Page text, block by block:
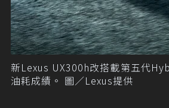
新Lexus UX300h改搭載第五代
油耗成績。 圖／Lexus提供